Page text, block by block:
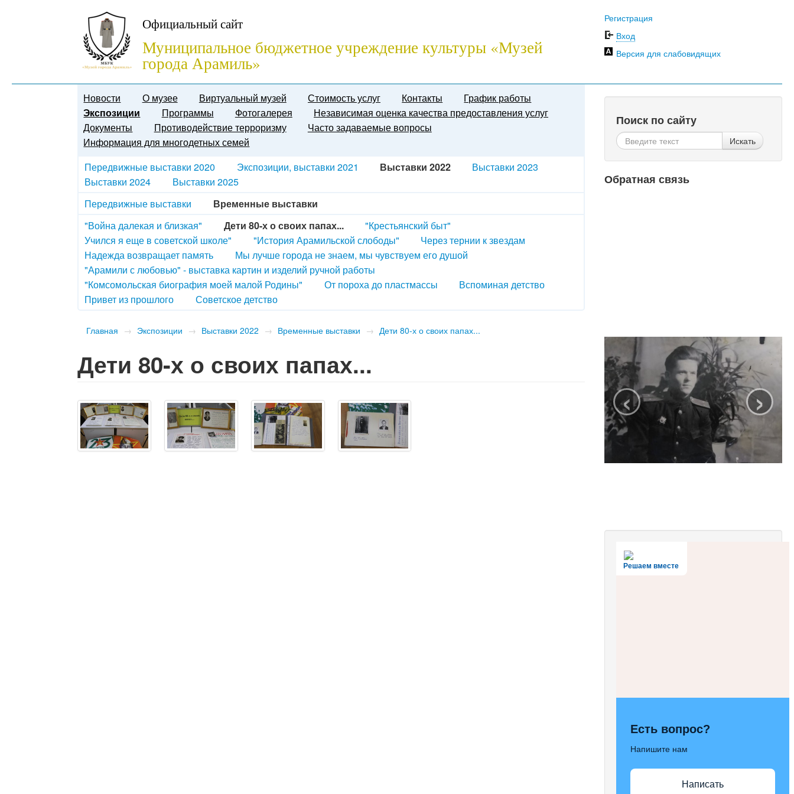
Официальный сайт
Муниципальное бюджетное учреждение культуры «Музей
города Арамиль»
Регистрация
Вход
Версия для слабовидящих
Новости О музее Виртуальный музей Стоимость услуг Контакты
График работы
Экспозиции
Программы Фотогалерея
Независимая оценка качества предоставления услуг
Документы
Противодействие терроризму
Часто задаваемые вопросы
Информация для многодетных семей
Передвижные выставки 2020
Экспозиции, выставки 2021 Выставки 2022
Выставки 2023
Выставки 2024
Выставки 2025
Передвижные выставки
Временные выставки
"Война далекая и близкая"
Дети 80-х о своих папах...
"Крестьянский быт"
Учился я еще в советской школе"
"История Арамильской слободы"
Через тернии к звездам
Надежда возвращает память
Мы лучше города не знаем, мы чувствуем его душой
"Арамили с любовью" - выставка картин и изделий ручной работы
"Комсомольская биография моей малой Родины"
От пороха до пластмассы
Вспоминая детство
Привет из прошлого
Советское детство
Главная → Экспозиции → Выставки 2022 → Временные выставки → Дети 80-х о своих папах...
Дети 80-х о своих папах...
Поиск по сайту
Искать
Обратная связь
‹ ›
Решаем вместе
Есть вопрос?
Напишите нам
Написать